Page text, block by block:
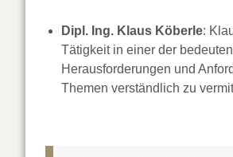
Dipl. Ing. Klaus Köberle:
Tätigkeit in einer der
Herausforderungen und
Themen verständlich zu